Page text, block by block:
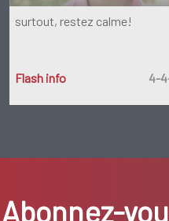
surtout, restez calme!
Flash info 4-
Abonnez-